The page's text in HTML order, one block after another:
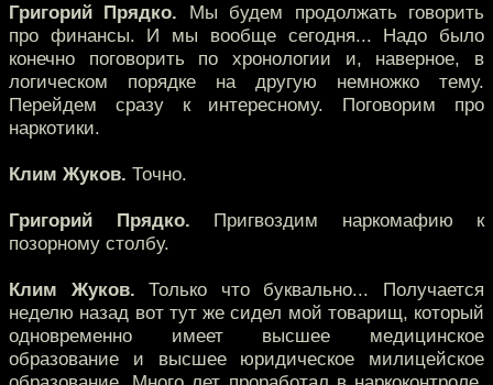
Григорий Прядко. Мы будем продолжать говорить
про финансы. И мы вообще сегодня... Надо было
конечно поговорить по хронологии и, наверное, в
логическом порядке на другую немножко тему.
Перейдем сразу к интересному. Поговорим про
наркотики.
Клим Жуков. Точно.
Григорий Прядко. Пригвоздим наркомафию к
позорному столбу.
Клим Жуков. Только что буквально... Получается
неделю назад вот тут же сидел мой товарищ, который
одновременно имеет высшее медицинское
образование и высшее юридическое милицейское